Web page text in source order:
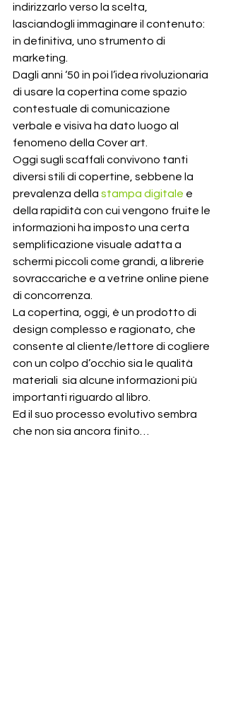
indirizzarlo verso la scelta,
lasciandogli immaginare il contenuto:
in definitiva, uno strumento di
marketing.
Dagli anni ‘50 in poi l’idea rivoluzionaria
di usare la copertina come spazio
contestuale di comunicazione
verbale e visiva ha dato luogo al
fenomeno della Cover art.
Oggi sugli scaffali convivono tanti
diversi stili di copertine, sebbene la
prevalenza della stampa digitale e
della rapidità con cui vengono fruite le
informazioni ha imposto una certa
semplificazione visuale adatta a
schermi piccoli come grandi, a librerie
sovraccariche e a vetrine online piene
di concorrenza.
La copertina, oggi, è un prodotto di
design complesso e ragionato, che
consente al cliente/lettore di cogliere
con un colpo d’occhio sia le qualità
materiali  sia alcune informazioni più
importanti riguardo al libro.
Ed il suo processo evolutivo sembra
che non sia ancora finito…